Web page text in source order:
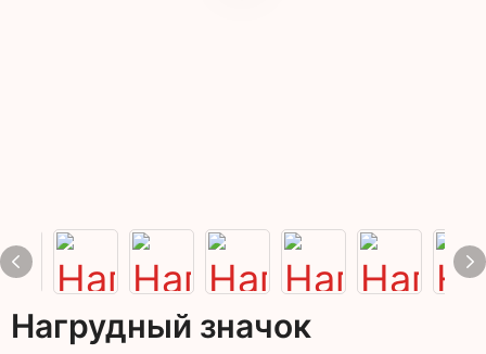
Нагрудный значок